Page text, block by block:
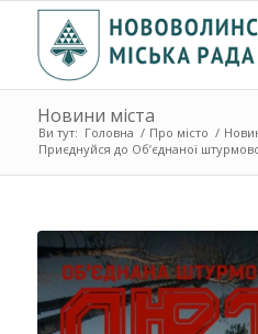
Новини міста
Ви тут: Головна / Про місто /
Приєднуйся до Об’єднаної